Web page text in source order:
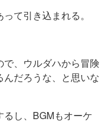
て引き込まれる。
、ウルダハから冒険
だろうな、と思いな
し、BGMもオーケ